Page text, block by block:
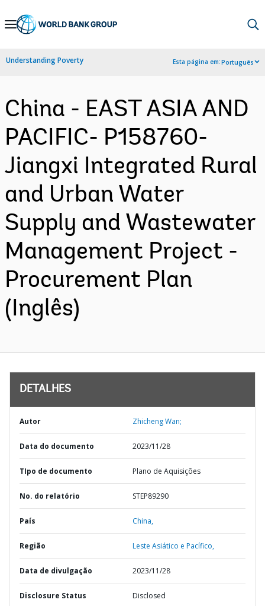
Skip
Navigation
Understanding Poverty Esta página em:Português
China - EAST ASIA AND
PACIFIC- P158760-
Jiangxi Integrated Rural
and Urban Water
Supply and Wastewater
Management Project -
Procurement Plan
(Inglês)
DETALHES
Autor Zhicheng Wan;
Data do documento 2023/11/28
TIpo de documento Plano de Aquisições
No. do relatório STEP89290
País China,
Região Leste Asiático e Pacífico,
Data de divulgação 2023/11/28
Disclosure Status Disclosed